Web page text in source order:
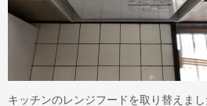
キッチンのレンジフードを取り替えま